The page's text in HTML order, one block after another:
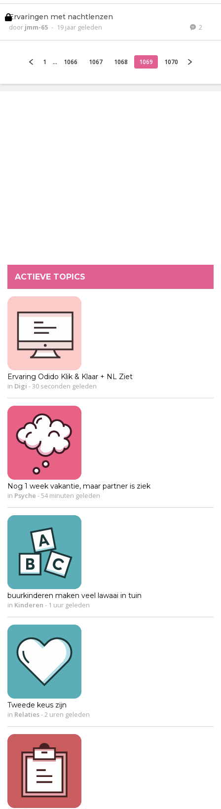
Ervaringen met nachtlenzen
door jmm-65 - 19 jaar geleden 2
1 ... 1066 1067 1068 1069 1070
ACTIEVE TOPICS
Ervaring Odido Klik & Klaar + NL Ziet
in Digi - 30 seconden geleden
Nog 1 week vakantie, maar partner is ziek
in Psyche -54 minuten geleden
buurkinderen maken veel lawaai in tuin
in Kinderen - 1 uur geleden
Tweede keus zijn
in Relaties- 2 uren geleden